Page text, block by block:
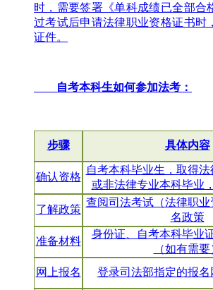
时，需要签署《单科成绩已全部合
过考试后申请法律职业资格证书时
证件。
自考本科生如何参加法考：
步骤 具体内容
确认资格
自考本科毕业生，取得
或非法律专业本科毕业
了解政策
查阅司法考试（法律职
名政策
准备材料
身份证、自考本科毕业
（如有需要
网上报名 登录司法部指定的报名